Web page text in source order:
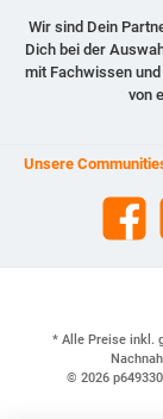
Wir sind Dein
Dich bei der
mit Fachwissen
von
Unsere
* Alle Preise inkl.
© 2026